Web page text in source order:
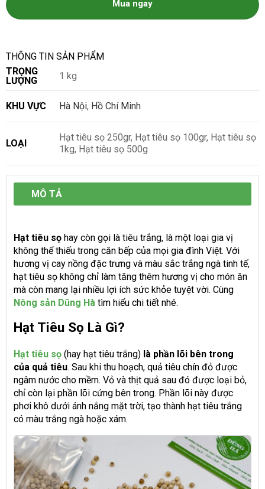
Mua ngay
THÔNG TIN SẢN PHẨM
TRỌNG
LƯỢNG
1 kg
KHU VỰC Hà Nội, Hồ Chí Minh
LOẠI
Hạt tiêu sọ 250gr, Hạt tiêu sọ 100gr, Hạt tiêu sọ
1kg, Hạt tiêu sọ 500g
MÔ TẢ
Hạt tiêu sọ hay còn gọi là tiêu trắng, là một loại gia vị
không thể thiếu trong căn bếp của mọi gia đình Việt. Với
hương vị cay nồng đặc trưng và màu sắc trắng ngà tinh tế,
hạt tiêu sọ không chỉ làm tăng thêm hương vị cho món ăn
mà còn mang lại nhiều lợi ích sức khỏe tuyệt vời. Cùng
Nông sản Dũng Hà tìm hiểu chi tiết nhé.
Hạt Tiêu Sọ Là Gì?
Hạt tiêu sọ (hay hạt tiêu trắng) là phần lõi bên trong
của quả tiêu. Sau khi thu hoạch, quả tiêu chín đỏ được
ngâm nước cho mềm. Vỏ và thịt quả sau đó được loại bỏ,
chỉ còn lại phần lõi cứng bên trong. Phần lõi này được
phơi khô dưới ánh nắng mặt trời, tạo thành hạt tiêu trắng
có màu trắng ngà hoặc xám.